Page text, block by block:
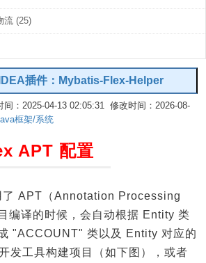
流 (25)
插件：Mybatis-Flex-Helper
：2025-04-13 02:05:31 修改时间：2026-08-
框架/系统
APT 配置
APT（Annotation Processing
编译的时候，会自动根据 Entity 类
"ACCOUNT" 类以及 Entity 对应的
发工具构建项目（如下图），或者